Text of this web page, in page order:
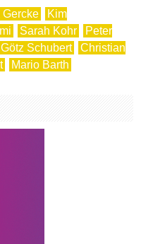
Gercke
Kim
Sarah Kohr
Peter
Götz Schubert
Christian
Mario Barth